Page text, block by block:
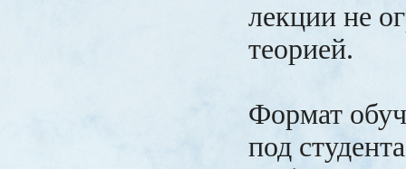
лекции не
теорией.
Формат
под